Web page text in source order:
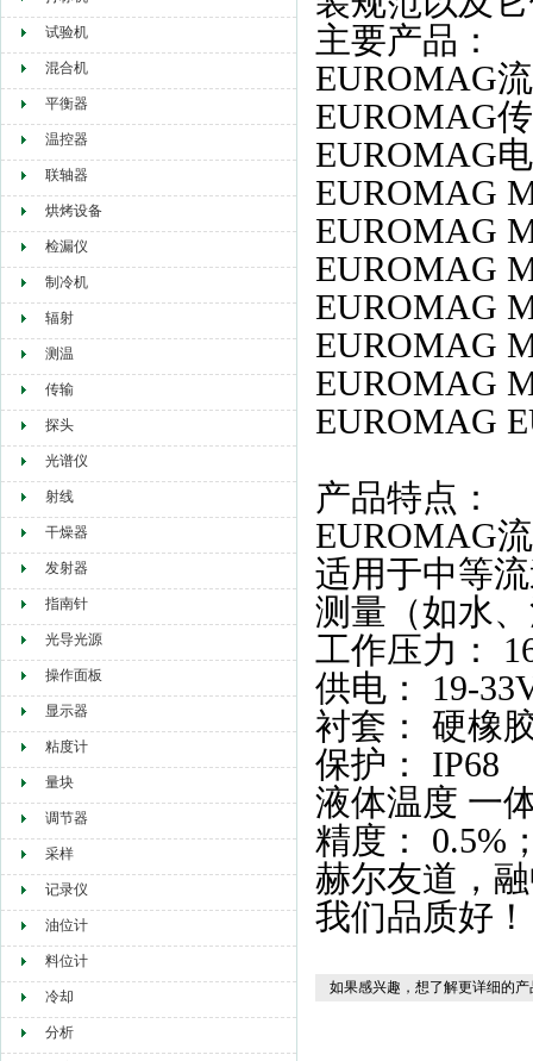
试验机
混合机
平衡器
温控器
联轴器
烘烤设备
检漏仪
制冷机
辐射
测温
传输
探头
光谱仪
射线
干燥器
发射器
指南针
光导光源
操作面板
显示器
粘度计
量块
调节器
采样
记录仪
油位计
料位计
冷却
分析
主要产品：
EUROMAG
EUROMAG
EUROMAG
EUROMAG
EUROMAG
EUROMAG
EUROMAG
EUROMAG
EUROMAG
EUROMAG
产品特点：
EUROMAG
适用于中等
测量（如水
工作压力：
供电： 19-
衬套： 硬橡
保护： IP68
液体温度 一
精度： 0.5%
赫尔友道，
我们品质好！
如果感兴趣，想了解更详细的